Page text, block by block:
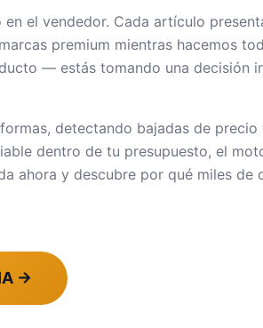
el vendedor. Cada artículo
premium mientras hacemos
— estás tomando una decisión
detectando bajadas de
dentro de tu presupuesto, el
ahora y descubre por qué miles de
→